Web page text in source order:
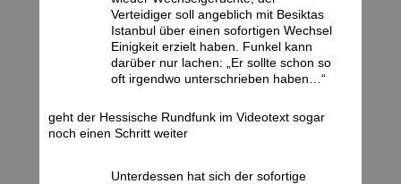
Verteidiger soll angeblich mit Besiktas
Istanbul über einen sofortigen Wechsel
Einigkeit erzielt haben. Funkel kann
darüber nur lachen: „Er sollte schon so
oft irgendwo unterschrieben haben…“
geht der Hessische Rundfunk im Videotext sogar
noch einen Schritt weiter
Unterdessen hat sich der sofortige